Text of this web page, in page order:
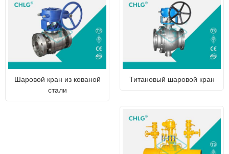
Шаровой кран из кованой
стали
Титановый шаровой кран